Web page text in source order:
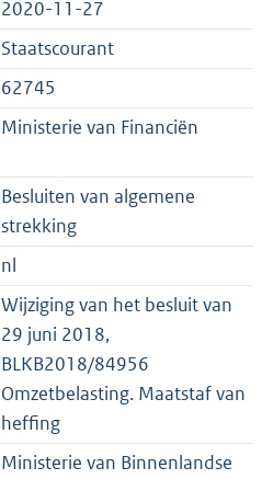
1
K
b
:
1
K
b
2020-11-27
Staatscourant
62745
Ministerie van Financiën
Besluiten van algemene
strekking
nl
Wijziging van het besluit van
29 juni 2018,
BLKB2018/84956
Omzetbelasting. Maatstaf van
heffing
Ministerie van Binnenlandse